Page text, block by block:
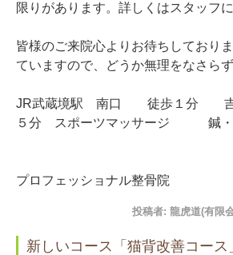
限りがあります。詳しくはスタッフ
皆様のご来院心よりお待ちしており
ていますので、どうか無理をなさら
JR武蔵境駅 南口 徒歩１分 吉
５分 スポーツマッサージ 鍼
プロフェッショナル整骨院
投稿者: 龍虎道(有限
新しいコース「猫背改善コース